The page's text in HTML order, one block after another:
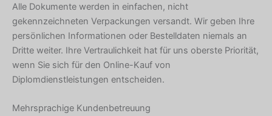
Alle Dokumente werden in einfachen, nicht
gekennzeichneten Verpackungen versandt. Wir geben Ihre
persönlichen Informationen oder Bestelldaten niemals an
Dritte weiter. Ihre Vertraulichkeit hat für uns oberste Priorität,
wenn Sie sich für den Online-Kauf von
Diplomdienstleistungen entscheiden.
Mehrsprachige Kundenbetreuung